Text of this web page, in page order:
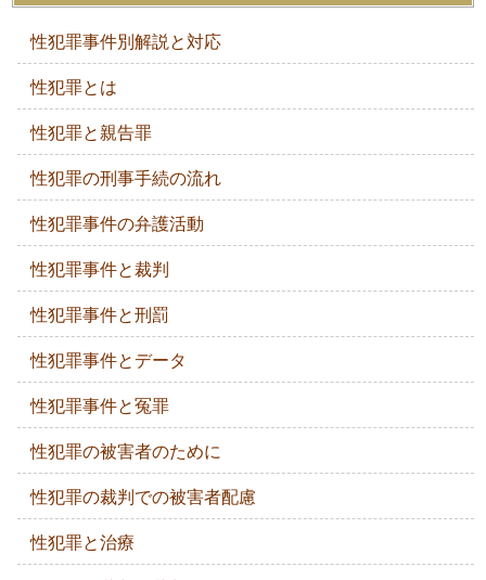
性犯罪事件別解説と対応
性犯罪とは
性犯罪と親告罪
性犯罪の刑事手続の流れ
性犯罪事件の弁護活動
性犯罪事件と裁判
性犯罪事件と刑罰
性犯罪事件とデータ
性犯罪事件と冤罪
性犯罪の被害者のために
性犯罪の裁判での被害者配慮
性犯罪と治療